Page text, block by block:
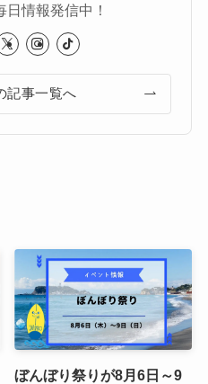
情報発信中！
記事一覧へ
ぼんぼり祭りが8月6日～9